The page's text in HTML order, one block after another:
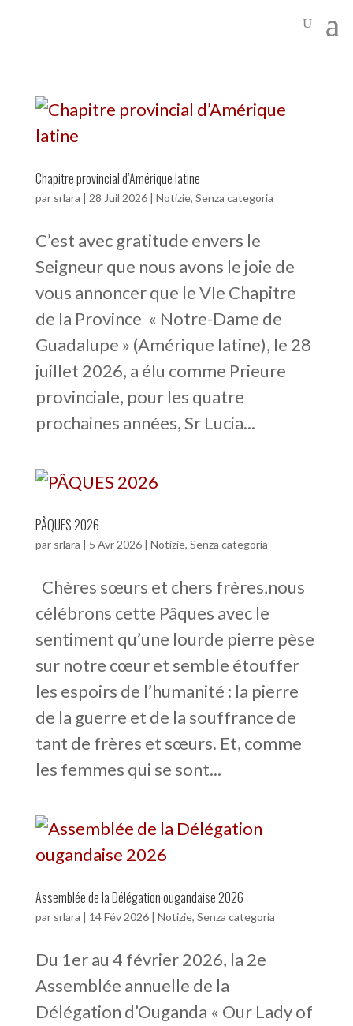
Chapitre provincial d’Amérique latine
par srlara | 28 Juil 2026| Notizie, Senza categoria
C’est avec gratitude envers le
Seigneur que nous avons le joie de
vous annoncer que le VIe Chapitre
de la Province « Notre-Dame de
Guadalupe » (Amérique latine), le 28
juillet 2026, a élu comme Prieure
provinciale, pour les quatre
prochaines années, Sr Lucia...
PÂQUES 2026
par srlara | 5 Avr 2026| Notizie, Senza categoria
Chères sœurs et chers frères,nous
célébrons cette Pâques avec le
sentiment qu’une lourde pierre pèse
sur notre cœur et semble étouffer
les espoirs de l’humanité : la pierre
de la guerre et de la souffrance de
tant de frères et sœurs. Et, comme
les femmes qui se sont...
Assemblée de la Délégation ougandaise 2026
par srlara | 14 Fév 2026| Notizie, Senza categoria
Du 1er au 4 février 2026, la 2e
Assemblée annuelle de la
Délégation d’Ouganda « Our Lady of